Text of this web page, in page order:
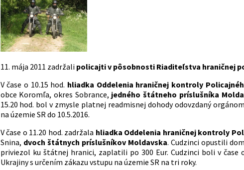
11. mája 2011 zadržali policajti v pôsobnosti Riaditeľstva hraničnej
V čase o 10.15 hod. hliadka Oddelenia hraničnej kontroly
obce Koromľa, okres Sobrance, jedného štátneho príslušníka
15.20 hod. bol v zmysle platnej readmisnej dohody odovzdaný
na územie SR do 10.5.2016.
V čase o 11.20 hod. zadržala hliadka Oddelenia hraničnej kontroly
Snina, dvoch štátnych príslušníkov Moldavska. Cudzinci opustili
priviezol ku štátnej hranici, zaplatili po 300 Eur. Cudzinci boli v
Ukrajiny s určením zákazu vstupu na územie SR na tri roky.